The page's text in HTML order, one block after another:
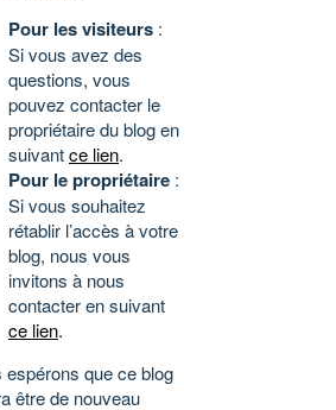
Pour les visiteurs :
Si vous avez des
questions, vous
pouvez contacter le
propriétaire du blog en
suivantce lien.
Pour le propriétaire :
Si vous souhaitez
rétablir l’accès à votre
blog, nous vous
invitons à nous
contacter en suivant
ce lien.
espérons que ce blog
être de nouveau